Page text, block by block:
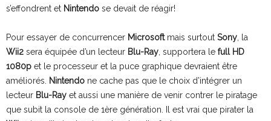
s’effondrent et Nintendo se devait de réagir!
Pour essayer de concurrencer Microsoftmais surtout Sony , la
Wii2 sera équipée d’un lecteur Blu-Ray , supportera le full HD
1080p et le processeur et la puce graphique devraient être
améliorés.
Nintendo ne cache pas que le choix d’intégrer un
lecteur Blu-Ray et aussi une manière de venir contrer le piratage
que subit la console de 1ère génération. Il est vrai que pirater la